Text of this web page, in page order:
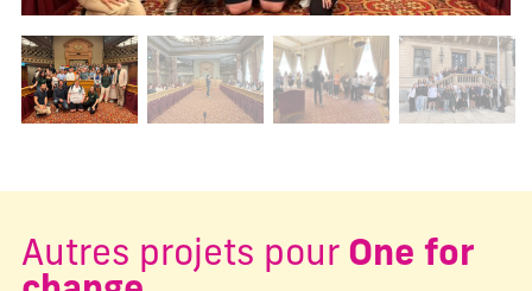
Changer la diapositive actuelle de ce carrousel
Autres projets pour One for